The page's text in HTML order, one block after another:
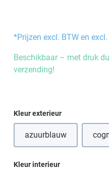
*Prijzen excl. BTW en
Beschikbaar – met druk
verzending!
Selecteer
Kleur exterieur
azuurblauw(Deze optie is
Selecteer
Kleur interieur